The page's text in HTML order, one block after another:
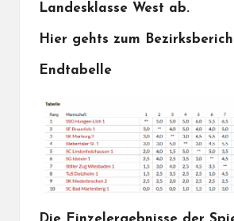
Landesklasse West ab.
Hier gehts zum
Endtabelle